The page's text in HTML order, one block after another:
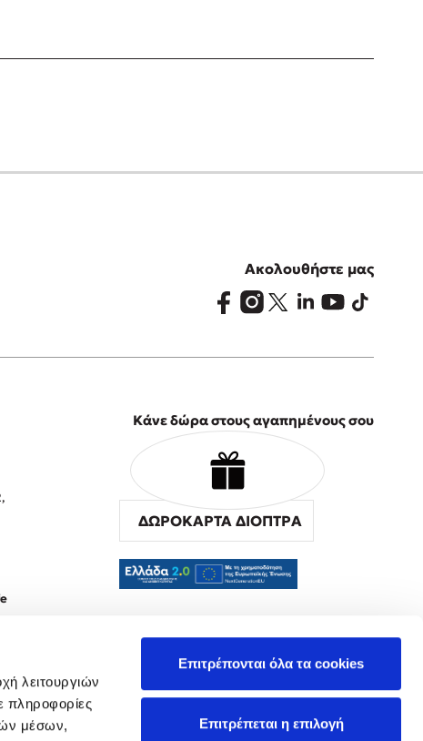
λειτουργιών
πληροφορίες
μέσων,
Επιτρέπονται όλα τα cookies
Επιτρέπεται η επιλογή
Ακολουθήστε μας
Κάνε δώρα στους αγαπημένους σου
ΔΩΡΟΚΑΡΤΑ ΔΙΟΠΤΡΑ